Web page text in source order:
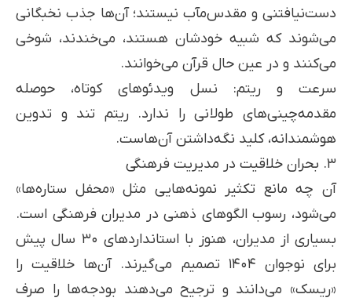
دست‌نیافتنی و مقدس‌مآب نیستند؛ آن‌ها جذب نخبگانی
می‌شوند که شبیه خودشان هستند، می‌خندند، شوخی
می‌کنند و در عین حال قرآن می‌خوانند.
سرعت و ریتم: نسل ویدئوهای کوتاه، حوصله
مقدمه‌چینی‌های طولانی را ندارد. ریتم تند و تدوین
هوشمندانه، کلید نگه‌داشتن آن‌هاست.
۳. بحران خلاقیت در مدیریت فرهنگی
آن چه مانع تکثیر نمونه‌هایی مثل «محفل ستاره‌ها»
می‌شود، رسوب الگوهای ذهنی در مدیران فرهنگی است.
بسیاری از مدیران، هنوز با استانداردهای ۳۰ سال پیش
برای نوجوان ۱۴۰۴ تصمیم می‌گیرند. آن‌ها خلاقیت را
«ریسک» می‌دانند و ترجیح می‌دهند بودجه‌ها را صرف